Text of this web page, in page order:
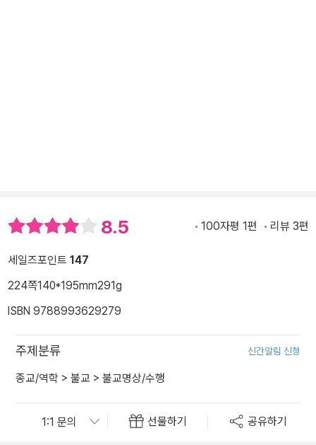
8.5 100자평 1편 리뷰 3편
세일즈포인트 147
224쪽140*195mm291g
ISBN 9788993629279
주제분류 신간알림 신청
종교/역학 > 불교 > 불교명상/수행
선물하기 공유하기